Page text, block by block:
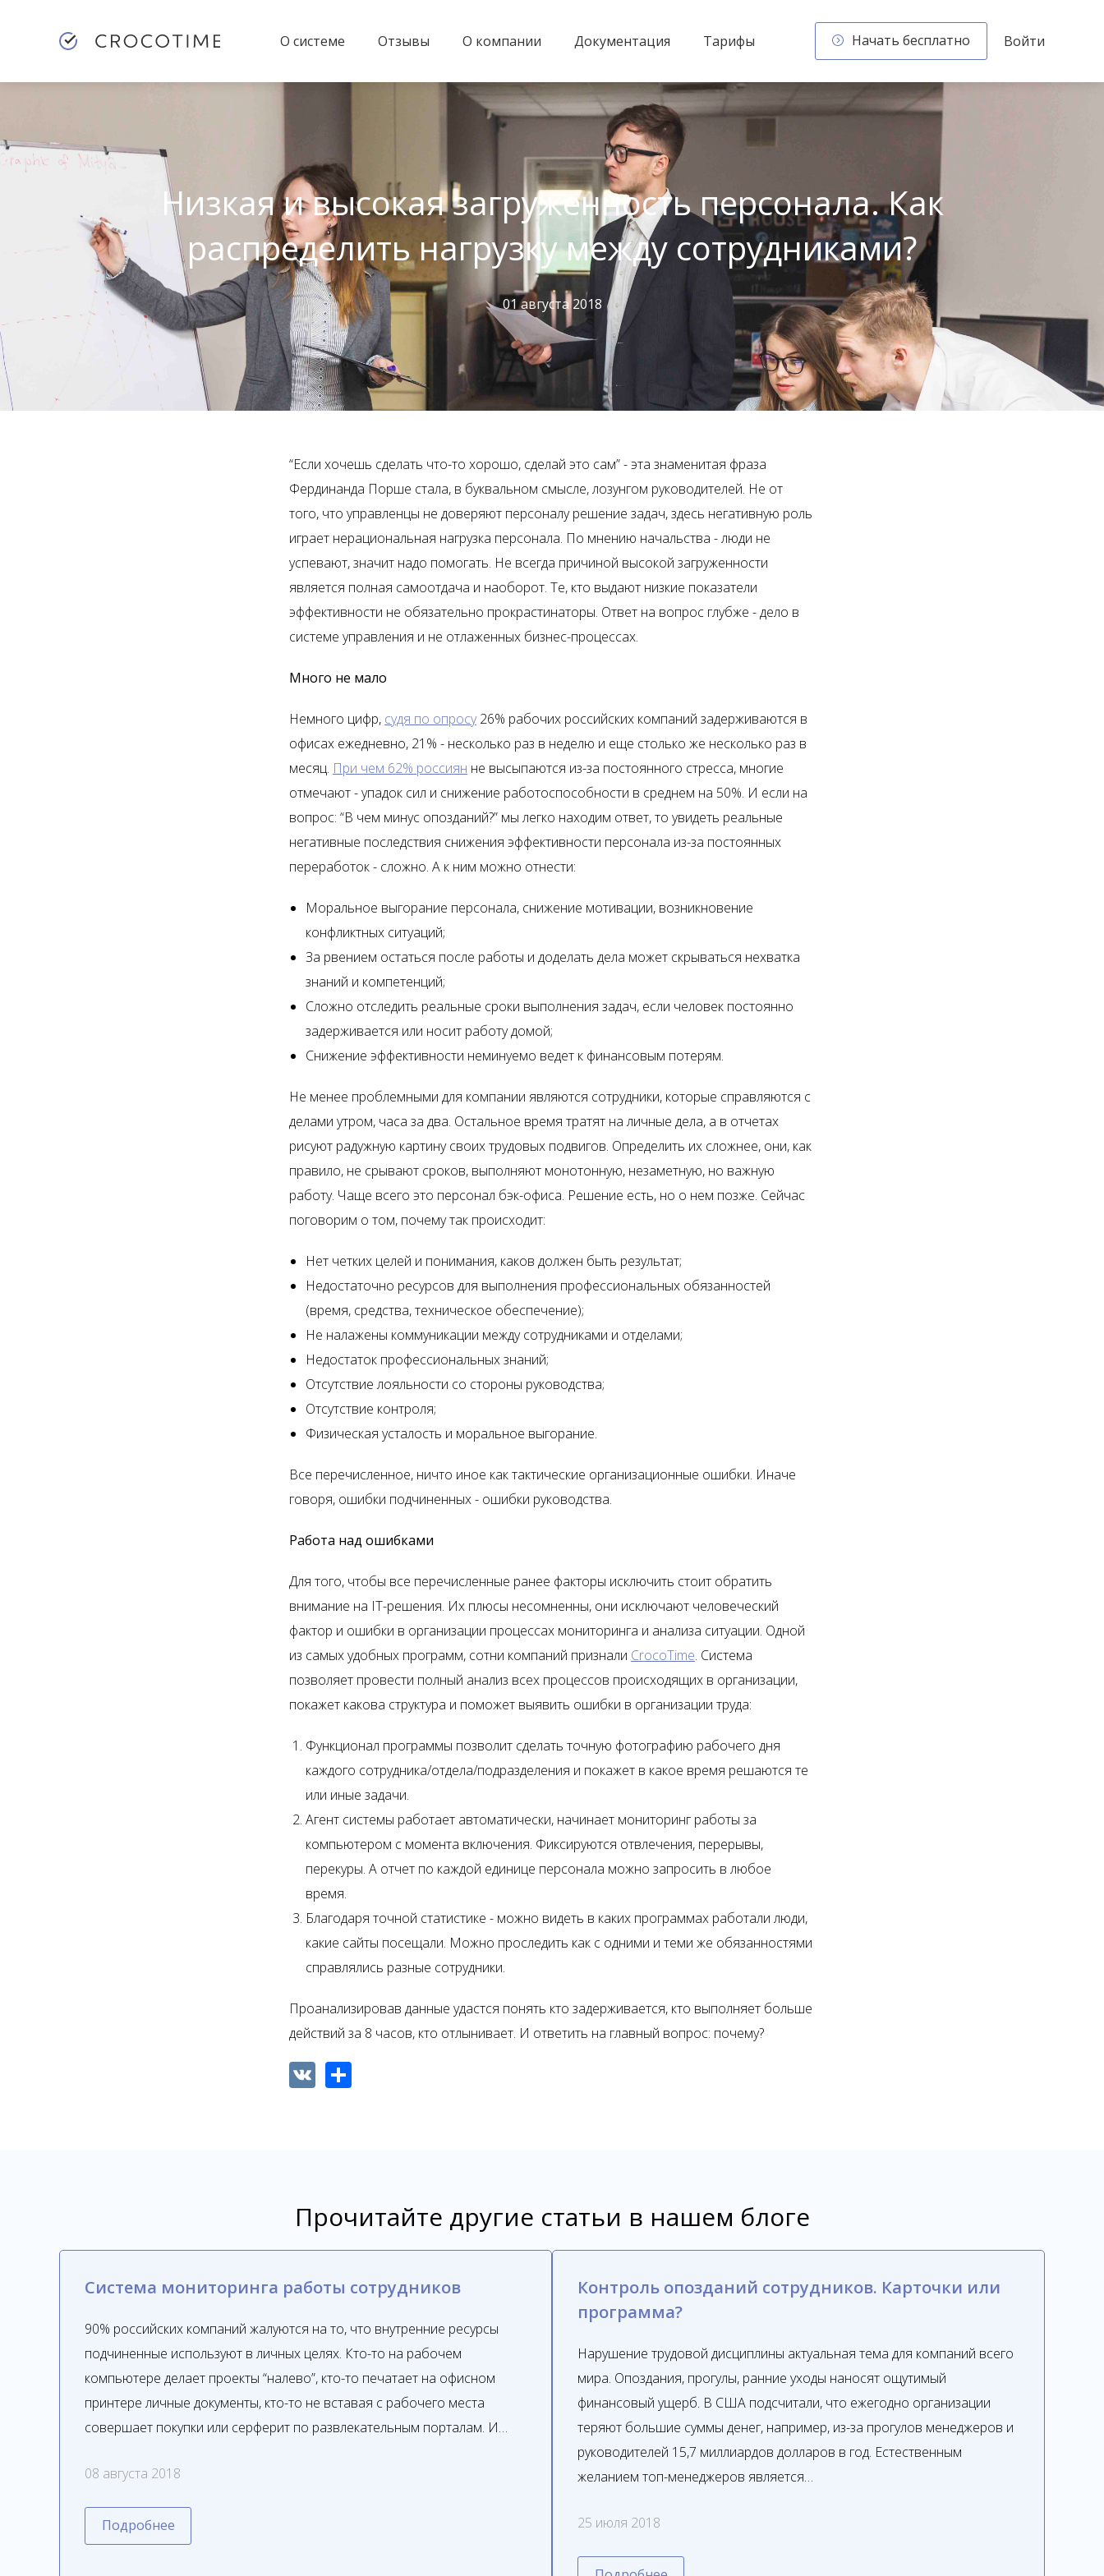
О системе Отзывы О компании Документация Тарифы Начать бесплатно Войти
Низкая и высокая загруженность персонала. Как
распределить нагрузку между сотрудниками?
01 августа 2018
“Если хочешь сделать что-то хорошо, сделай это сам” - эта знаменитая фраза
Фердинанда Порше стала, в буквальном смысле, лозунгом руководителей. Не от
того, что управленцы не доверяют персоналу решение задач, здесь негативную роль
играет нерациональная нагрузка персонала. По мнению начальства - люди не
успевают, значит надо помогать. Не всегда причиной высокой загруженности
является полная самоотдача и наоборот. Те, кто выдают низкие показатели
эффективности не обязательно прокрастинаторы. Ответ на вопрос глубже - дело в
системе управления и не отлаженных бизнес-процессах.
Много не мало
Немного цифр, судя по опросу26% рабочих российских компаний задерживаются в
офисах ежедневно, 21% - несколько раз в неделю и еще столько же несколько раз в
месяц. При чем 62% россиян не высыпаются из-за постоянного стресса, многие
отмечают - упадок сил и снижение работоспособности в среднем на 50%. И если на
вопрос: “В чем минус опозданий?” мы легко находим ответ, то увидеть реальные
негативные последствия снижения эффективности персонала из-за постоянных
переработок - сложно. А к ним можно отнести:
Моральное выгорание персонала, снижение мотивации, возникновение
конфликтных ситуаций;
За рвением остаться после работы и доделать дела может скрываться нехватка
знаний и компетенций;
Сложно отследить реальные сроки выполнения задач, если человек постоянно
задерживается или носит работу домой;
Снижение эффективности неминуемо ведет к финансовым потерям.
Не менее проблемными для компании являются сотрудники, которые справляются с
делами утром, часа за два. Остальное время тратят на личные дела, а в отчетах
рисуют радужную картину своих трудовых подвигов. Определить их сложнее, они, как
правило, не срывают сроков, выполняют монотонную, незаметную, но важную
работу. Чаще всего это персонал бэк-офиса. Решение есть, но о нем позже. Сейчас
поговорим о том, почему так происходит:
Нет четких целей и понимания, каков должен быть результат;
Недостаточно ресурсов для выполнения профессиональных обязанностей
(время, средства, техническое обеспечение);
Не налажены коммуникации между сотрудниками и отделами;
Недостаток профессиональных знаний;
Отсутствие лояльности со стороны руководства;
Отсутствие контроля;
Физическая усталость и моральное выгорание.
Все перечисленное, ничто иное как тактические организационные ошибки. Иначе
говоря, ошибки подчиненных - ошибки руководства.
Работа над ошибками
Для того, чтобы все перечисленные ранее факторы исключить стоит обратить
внимание на IT-решения. Их плюсы несомненны, они исключают человеческий
фактор и ошибки в организации процессах мониторинга и анализа ситуации. Одной
из самых удобных программ, сотни компаний признали CrocoTime. Система
позволяет провести полный анализ всех процессов происходящих в организации,
покажет какова структура и поможет выявить ошибки в организации труда:
Функционал программы позволит сделать точную фотографию рабочего дня
каждого сотрудника/отдела/подразделения и покажет в какое время решаются те
или иные задачи.
Агент системы работает автоматически, начинает мониторинг работы за
компьютером с момента включения. Фиксируются отвлечения, перерывы,
перекуры. А отчет по каждой единице персонала можно запросить в любое
время.
Благодаря точной статистике - можно видеть в каких программах работали люди,
какие сайты посещали. Можно проследить как с одними и теми же обязанностями
справлялись разные сотрудники.
Проанализировав данные удастся понять кто задерживается, кто выполняет больше
действий за 8 часов, кто отлынивает. И ответить на главный вопрос: почему?
VK Share
Прочитайте другие статьи в нашем блоге
Система мониторинга работы сотрудников
90% российских компаний жалуются на то, что внутренние ресурсы
подчиненные используют в личных целях. Кто-то на рабочем
компьютере делает проекты “налево”, кто-то печатает на офисном
принтере личные документы, кто-то не вставая с рабочего места
совершает покупки или серферит по развлекательным порталам. И…
08 августа 2018
Подробнее
Контроль опозданий сотрудников. Карточки или
программа?
Нарушение трудовой дисциплины актуальная тема для компаний всего
мира. Опоздания, прогулы, ранние уходы наносят ощутимый
финансовый ущерб. В США подсчитали, что ежегодно организации
теряют большие суммы денег, например, из-за прогулов менеджеров и
руководителей 15,7 миллиардов долларов в год. Естественным
желанием топ-менеджеров является…
25 июля 2018